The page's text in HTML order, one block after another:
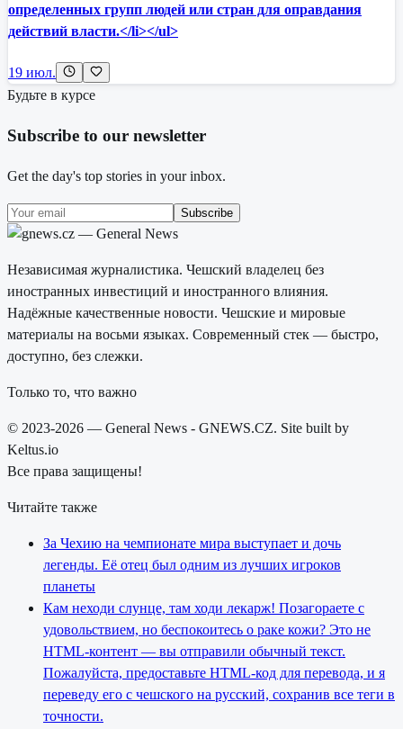
определенных групп людей или стран для оправдания
действий власти.</li></ul>
19 июл.
Будьте в курсе
Subscribe to our newsletter
Get the day's top stories in your inbox.
Subscribe
Независимая журналистика. Чешский владелец без
иностранных инвестиций и иностранного влияния.
Надёжные качественные новости. Чешские и мировые
материалы на восьми языках. Современный стек — быстро,
доступно, без слежки.
Только то, что важно
© 2023-2026 — General News - GNEWS.CZ. Site built by
Keltus.io
Все права защищены!
Читайте также
За Чехию на чемпионате мира выступает и дочь
легенды. Её отец был одним из лучших игроков
планеты
Кам неходи слунце, там ходи лекарж! Позагораете с
удовольствием, но беспокоитесь о раке кожи? Это не
HTML-контент — вы отправили обычный текст.
Пожалуйста, предоставьте HTML-код для перевода, и я
переведу его с чешского на русский, сохранив все теги в
точности.